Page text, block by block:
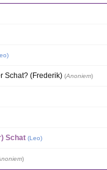
)
Schat? (Frederik) (Anoniem)
Schat (Leo)
)